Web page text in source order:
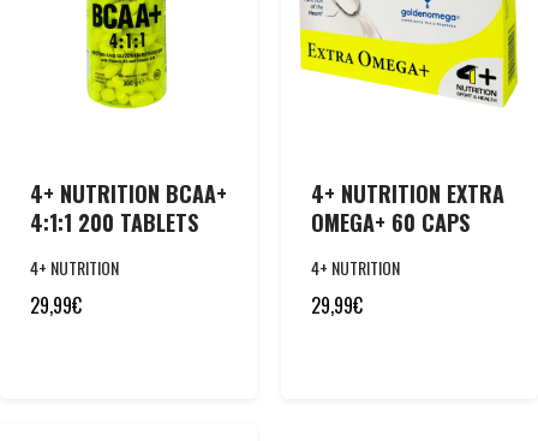
4+ NUTRITION BCAA+
4:1:1 200 TABLETS
4+ NUTRITION
29,99€
4+ NUTRITION EXTRA
OMEGA+ 60 CAPS
4+ NUTRITION
29,99€